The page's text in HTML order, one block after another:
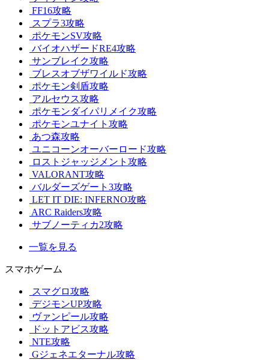
FF16攻略
スプラ3攻略
ポケモンSV攻略
バイオハザードRE4攻略
サンブレイク攻略
ブレスオブザワイルド攻略
ポケモン剣盾攻略
アルセウス攻略
ポケモンダイパリメイク攻略
ポケモンユナイト攻略
あつ森攻略
ユニコーンオーバーロード攻略
ロストジャッジメント攻略
VALORANT攻略
バルダーズゲート3攻略
LET IT DIE: INFERNO攻略
ARC Raiders攻略
サブノーティカ2攻略
一覧を見る
スマホゲーム
スマグロ攻略
デジモンUP攻略
ヴァンピール攻略
ドットアビス攻略
NTE攻略
Gジェネエターナル攻略